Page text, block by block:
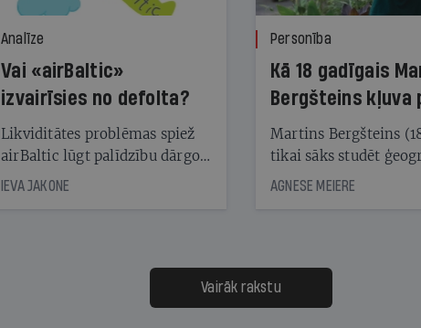
Analīze
Vai «airBaltic»
izvairīsies no defolta?
Likviditātes problēmas spiež
airBaltic lūgt palīdzību dārgo
obligāciju turētājiem, taču
samaksāt augstos procentus,
kas jāpārskaita jau trīs dienas
pirms nākamās sapulces
IEVA JAKONE
Personība
Kā 18 gadīgais
Bergšteins kļuva
laika ziņu seju?
Martins Bergšteins
tikai sāks studēt
bet viņa sacītajam jau
uzcītīga darba,
atbalsts un drosme
meteovērojumus arī
AGNESE MEIERE
Vairāk rakstu